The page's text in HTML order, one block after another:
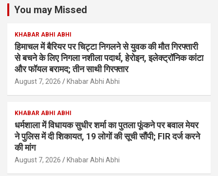
You may Missed
KHABAR ABHI ABHI
हिमाचल में बैरियर पर चिट्टा निगलने से युवक की मौत गिरफ्तारी
से बचने के लिए निगला नशीला पदार्थ, हेरोइन, इलेक्ट्रॉनिक कांटा
और फॉयल बरामद; तीन साथी गिरफ्तार
August 7, 2026 Khabar Abhi Abhi
KHABAR ABHI ABHI
धर्मशाला में विधायक सुधीर शर्मा का पुतला फूंकने पर बवाल मेयर
ने पुलिस में दी शिकायत, 19 लोगों की सूची सौंपी; FIR दर्ज करने
की मांग
August 7, 2026 Khabar Abhi Abhi